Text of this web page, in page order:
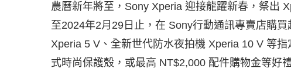
農曆新年將至，Sony Xperia 迎接龍躍新春，祭出
至2024年2月29日止，在 Sony行動通訊專賣店購
Xperia 5 V、全新世代防水夜拍機 Xperia 10 V 等
式時尚保護殼，或最高 NT$2,000 配件購物金等好